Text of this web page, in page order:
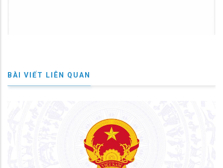
BÀI VIẾT LIÊN QUAN